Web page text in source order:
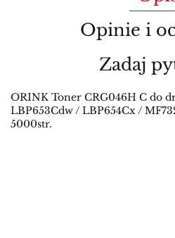
Opinie i
Zadaj
ORINK Toner CRG046H C do
LBP653Cdw / LBP654Cx /
5000str.